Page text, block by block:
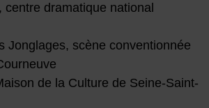
dramatique national
scène conventionnée
de la Culture de Seine-Saint-